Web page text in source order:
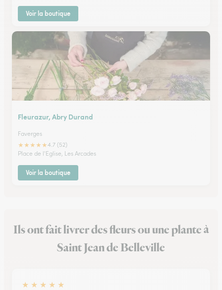
Voir la boutique
Fleurazur, Abry Durand
Faverges
★★★★★4.7 (52)
Place de l'Eglise, Les Arcades
Voir la boutique
Ils ont fait livrer des fleurs ou une plante à
Saint Jean de Belleville
★ ★ ★ ★ ★